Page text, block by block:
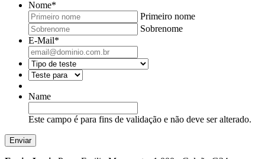
Nome*
Primeiro nome
Sobrenome
E-Mail*
Name
Este campo é para fins de validação e não deve ser alterado.